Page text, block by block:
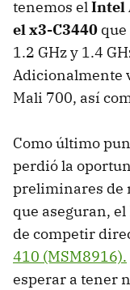
tenemos elIntel
el x3-C3440
1.2 GHz y 1.4
Adicionalmente
Mali 700, así
Como último
perdió la
preliminares de
que aseguran,
de competir
410 (MSM8916).
esperar a tener